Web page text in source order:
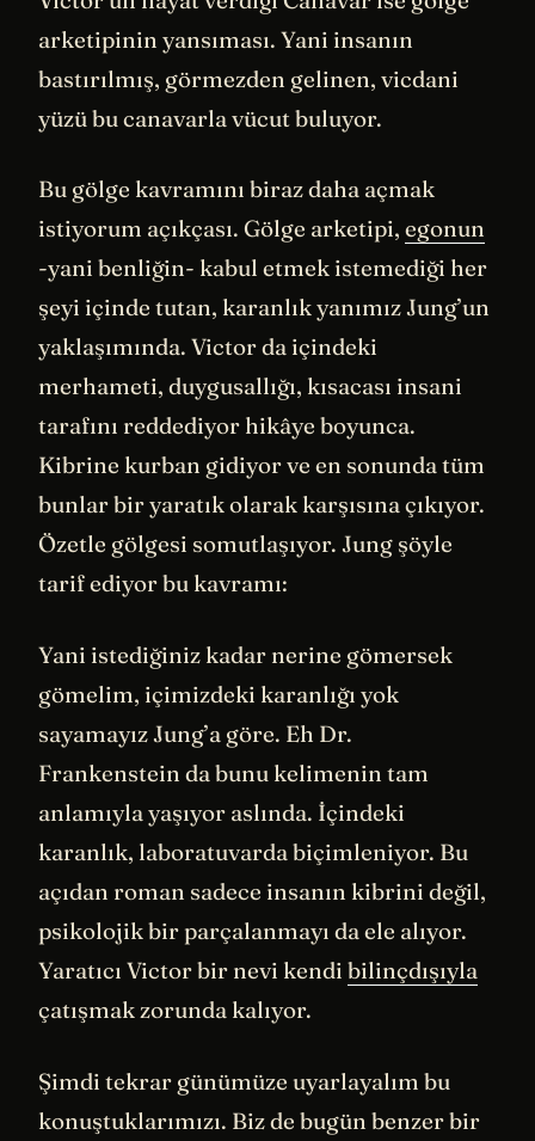
arketipinin yansıması. Yani insanın
bastırılmış, görmezden gelinen, vicdani
yüzü bu canavarla vücut buluyor.
Bu gölge kavramını biraz daha açmak
istiyorum açıkçası. Gölge arketipi, egonun
-yani benliğin- kabul etmek istemediği her
şeyi içinde tutan, karanlık yanımız Jung’un
yaklaşımında. Victor da içindeki
merhameti, duygusallığı, kısacası insani
tarafını reddediyor hikâye boyunca.
Kibrine kurban gidiyor ve en sonunda tüm
bunlar bir yaratık olarak karşısına çıkıyor.
Özetle gölgesi somutlaşıyor. Jung şöyle
tarif ediyor bu kavramı:
Yani istediğiniz kadar nerine gömersek
gömelim, içimizdeki karanlığı yok
sayamayız Jung’a göre. Eh Dr.
Frankenstein da bunu kelimenin tam
anlamıyla yaşıyor aslında. İçindeki
karanlık, laboratuvarda biçimleniyor. Bu
açıdan roman sadece insanın kibrini değil,
psikolojik bir parçalanmayı da ele alıyor.
Yaratıcı Victor bir nevi kendi bilinçdışıyla
çatışmak zorunda kalıyor.
Şimdi tekrar günümüze uyarlayalım bu
konuştuklarımızı. Biz de bugün benzer bir